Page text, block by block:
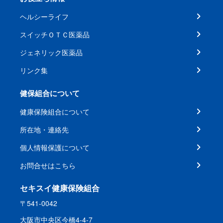
ヘルシーライフ
スイッチＯＴＣ医薬品
ジェネリック医薬品
リンク集
健保組合について
健康保険組合について
所在地・連絡先
個人情報保護について
お問合せはこちら
セキスイ健康保険組合
〒541-0042
大阪市中央区今橋4-4-7